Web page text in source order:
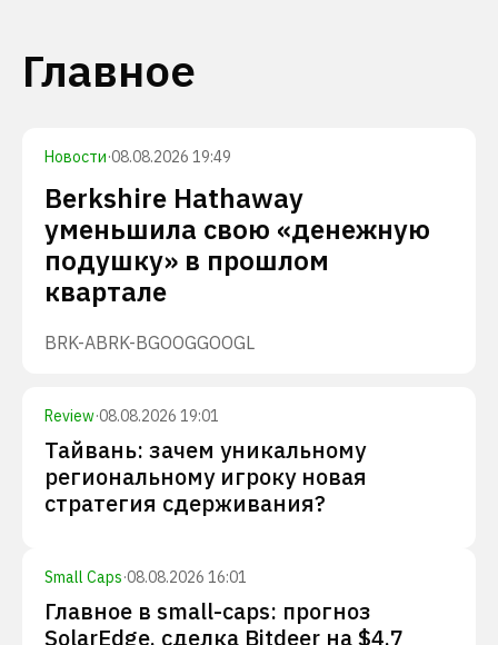
Главное
Новости·08.08.2026 19:49
Berkshire Hathaway
уменьшила свою «денежную
подушку» в прошлом
квартале
BRK-ABRK-BGOOGGOOGL
Review·08.08.2026 19:01
Тайвань: зачем уникальному
региональному игроку новая
стратегия сдерживания?
Small Caps·08.08.2026 16:01
Главное в small-caps: прогноз
SolarEdge, сделка Bitdeer на $4,7